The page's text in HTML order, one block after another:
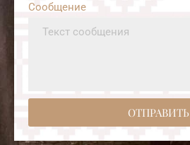
Сообщение
ОТПРАВИТЬ